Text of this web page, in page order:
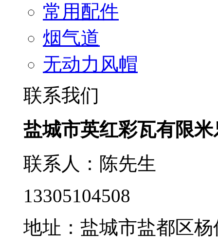
常用配件
烟气道
无动力风帽
联系我们
盐城市英红彩瓦有限
联系人：陈先生
13305104508
地址：盐城市盐都区